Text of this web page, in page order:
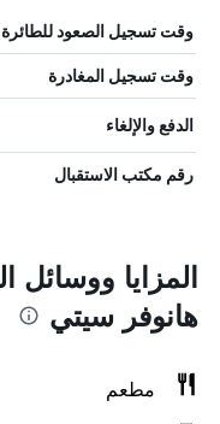
وقت تسجيل الصعود للطائرة
وقت تسجيل المغادرة
الدفع والإلغاء
رقم مكتب الاستقبال
المزايا
هانوفر سيتي
مطعم